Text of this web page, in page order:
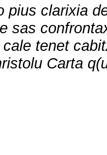
pius clarixia
sas
tenet
Carta